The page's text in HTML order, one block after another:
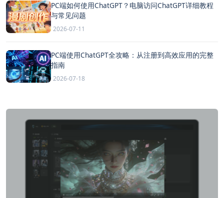
PC端如何使用ChatGPT？电脑访问ChatGPT详细教程
与常见问题
2026-07-11
PC端使用ChatGPT全攻略：从注册到高效应用的完整
指南
2026-07-18